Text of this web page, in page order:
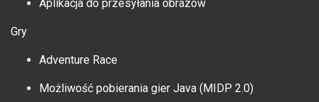
Aplikacja do przesyłania obrazów
Gry
Adventure Race
Możliwość pobierania gier Java (MIDP 2.0)